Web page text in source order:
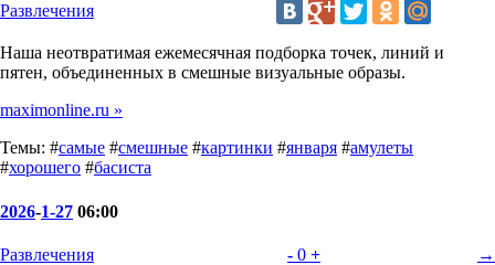
Развлечения
Наша неотвратимая ежемесячная подборка точек, линий и
пятен, объединенных в смешные визуальные образы.
maximonline.ru »
Темы: #самые #смешные #картинки #января #амулеты
#хорошего #басиста
2026-1-27 06:00
Развлечения - 0 +
→